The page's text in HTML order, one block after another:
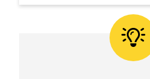
Cartouche